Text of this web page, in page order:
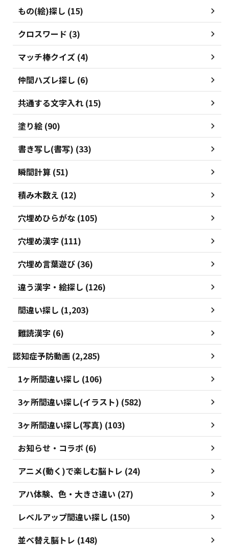
もの(絵)探し (15)
クロスワード (3)
マッチ棒クイズ (4)
仲間ハズレ探し (6)
共通する文字入れ (15)
塗り絵 (90)
書き写し(書写) (33)
瞬間計算 (51)
積み木数え (12)
穴埋めひらがな (105)
穴埋め漢字 (111)
穴埋め言葉遊び (36)
違う漢字・絵探し (126)
間違い探し (1,203)
難読漢字 (6)
認知症予防動画 (2,285)
1ヶ所間違い探し (106)
3ヶ所間違い探し(イラスト) (582)
3ヶ所間違い探し(写真) (103)
お知らせ・コラボ (6)
アニメ(動く)で楽しむ脳トレ (24)
アハ体験、色・大きさ違い (27)
レベルアップ間違い探し (150)
並べ替え脳トレ (148)